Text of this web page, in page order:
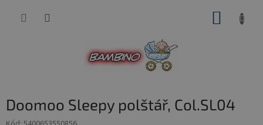
Doomoo Sleepy polštář, Col.SL04